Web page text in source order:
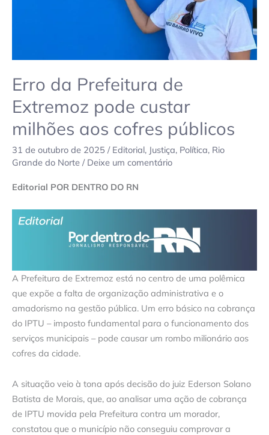
Erro da Prefeitura de
Extremoz pode custar
milhões aos cofres públicos
31 de outubro de 2025 / Editorial, Justiça, Política, Rio
Grande do Norte / Deixe um comentário
Editorial POR DENTRO DO RN
A Prefeitura de Extremoz está no centro de uma polêmica
que expõe a falta de organização administrativa e o
amadorismo na gestão pública. Um erro básico na cobrança
do IPTU – imposto fundamental para o funcionamento dos
serviços municipais – pode causar um rombo milionário aos
cofres da cidade.
A situação veio à tona após decisão do juiz Ederson Solano
Batista de Morais, que, ao analisar uma ação de cobrança
de IPTU movida pela Prefeitura contra um morador,
constatou que o município não conseguiu comprovar a